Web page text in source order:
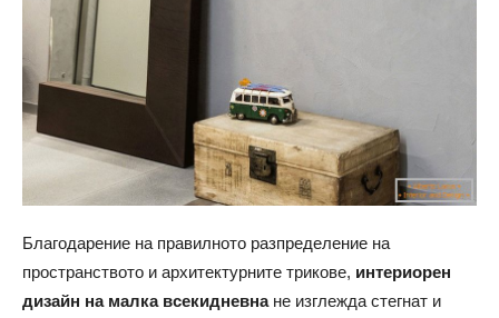
Благодарение на правилното разпределение на
пространството и архитектурните трикове, интериорен
дизайн на малка всекидневнане изглежда стегнат и